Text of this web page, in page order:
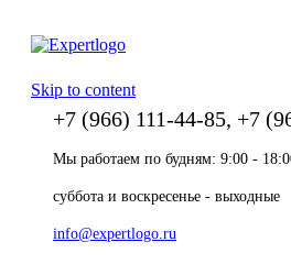
Skip to content
+7 (966) 111-44-85, +7
Мы работаем по будням: 9:00 -
суббота и воскресенье - выходные
info@expertlogo.ru